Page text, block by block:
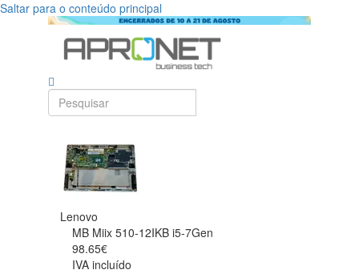
Saltar para o conteúdo principal
Lenovo
MB Miix 510-12IKB i5-7Gen
98.65€
IVA incluído